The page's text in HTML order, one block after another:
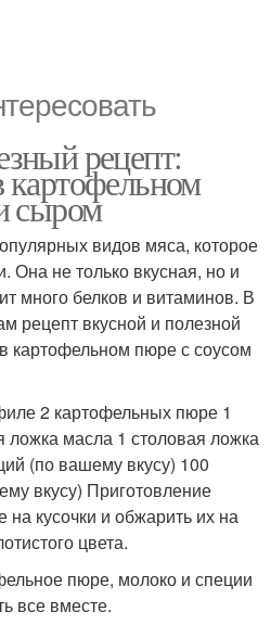
рецепт:
сыром
видов мяса, которое
Она не только вкусная, но и
много белков и витаминов. В
рецепт вкусной и полезной
картофельном пюре с соусом
2 картофельных пюре 1
ложка масла 1 столовая ложка
(по вашему вкусу) 100
вкусу) Приготовление
кусочки и обжарить их на
цвета.
пюре, молоко и специи
все вместе.